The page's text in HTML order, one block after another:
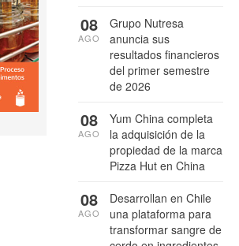
Grupo Nutresa
anuncia sus
resultados financieros
del primer semestre
de 2026
08
AGO
Yum China completa
la adquisición de la
propiedad de la marca
Pizza Hut en China
08
AGO
Desarrollan en Chile
una plataforma para
transformar sangre de
08
AGO